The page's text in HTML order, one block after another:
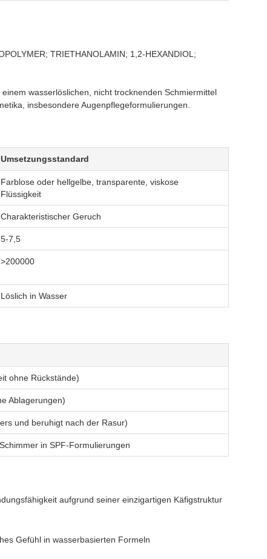
TRIETHANOLAMIN; 1,2-HEXANDIOL;
wasserlöslichen, nicht trocknenden Schmiermittel
insbesondere Augenpflegeformulierungen.
Umsetzungsstandard
Farblose oder hellgelbe, transparente, viskose
Flüssigkeit
Charakteristischer Geruch
5-7,5
>200000
Löslich in Wasser
ohne Rückstände)
Ablagerungen)
und beruhigt nach der Rasur)
in SPF-Formulierungen
aufgrund seiner einzigartigen Käfigstruktur
Gefühl in wasserbasierten Formeln